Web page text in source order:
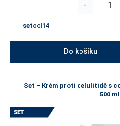
-
setcol14
Do košíku
Set – Krém proti celulitidě s
500